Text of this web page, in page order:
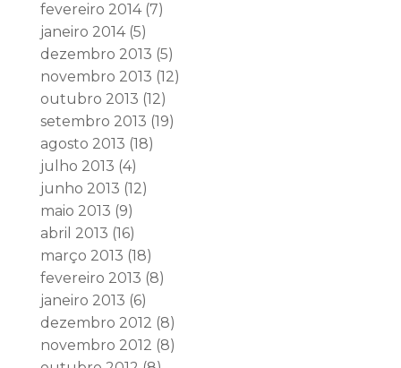
fevereiro 2014(7)
janeiro 2014(5)
dezembro 2013 (5)
novembro 2013 (12)
outubro 2013 (12)
setembro 2013 (19)
agosto 2013 (18)
julho 2013 (4)
junho 2013 (12)
maio 2013 (9)
abril 2013 (16)
março 2013 (18)
fevereiro 2013 (8)
janeiro 2013 (6)
dezembro 2012 (8)
novembro 2012 (8)